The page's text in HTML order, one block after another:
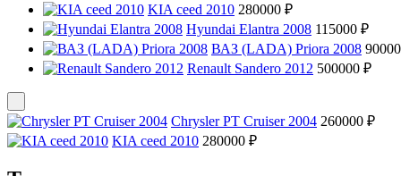
KIA ceed 2010 280000 ₽
Hyundai Elantra 2008 115000 ₽
ВАЗ (LADA) Priora 2008
Renault Sandero 2012 500000 ₽
Chrysler PT Cruiser 2004 260000 ₽
KIA ceed 2010 280000 ₽